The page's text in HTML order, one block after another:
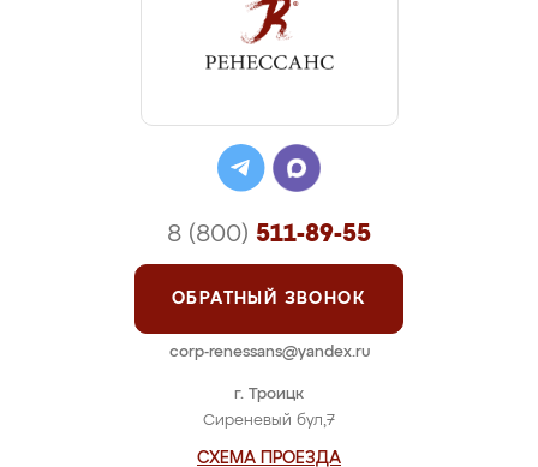
г. Троицк
Сиреневый бул,7
СХЕМА ПРОЕЗДА
8 (800) 511-89-55
ОБРАТНЫЙ ЗВОНОК
corp-renessans@yandex.ru